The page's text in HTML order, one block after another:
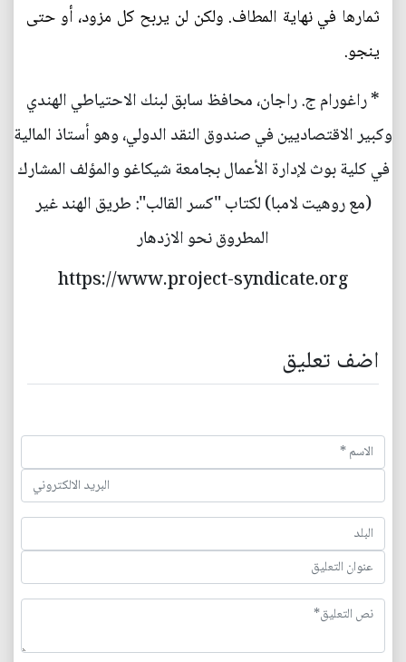
ثمارها في نهاية المطاف. ولكن لن يربح كل مزود، أو حتى
ينجو.
* راغورام ج. راجان، محافظ سابق لبنك الاحتياطي الهندي
وكبير الاقتصاديين في صندوق النقد الدولي، وهو أستاذ المالية
في كلية بوث لإدارة الأعمال بجامعة شيكاغو والمؤلف المشارك
(مع روهيت لامبا) لكتاب "كسر القالب": طريق الهند غير
المطروق نحو الازدهار
https://www.project-syndicate.org
اضف تعليق